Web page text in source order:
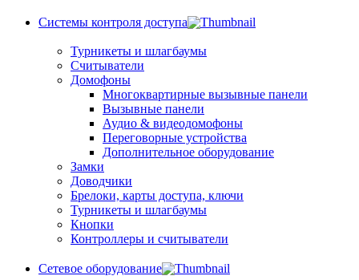
Системы контроля доступа
Турникеты и шлагбаумы
Cчитыватели
Домофоны
Многоквартирные вызывные панели
Вызывные панели
Аудио & видеодомофоны
Переговорные устройства
Дополнительное оборудование
Замки
Доводчики
Брелоки, карты доступа, ключи
Турникеты и шлагбаумы
Кнопки
Контроллеры и считыватели
Сетевое оборудование